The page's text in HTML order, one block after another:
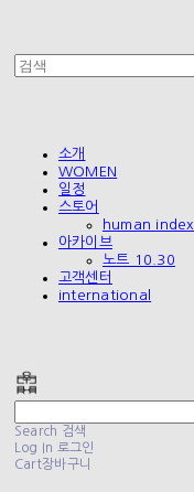
소개
WOMEN
일정
스토어
human index
아카이브
노트 10.30
고객센터
international
Search 검색
Log In 로그인
Cart장바구니